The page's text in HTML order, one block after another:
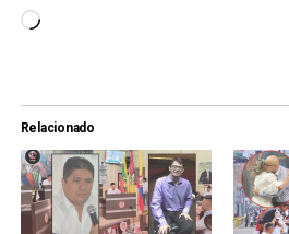
Cargando...
Relacionado